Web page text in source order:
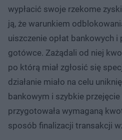
wypłacić swoje rzekome
ją, że warunkiem
uiszczenie opłat bankowych
gotówce. Zażądali od niej
po którą miał zgłosić się
działanie miało na celu
bankowym i szybkie
przygotowała wymaganą
sposób finalizacji transakcji